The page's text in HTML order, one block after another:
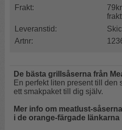
Frakt:
Leveranstid:
Artnr:
De bästa grillsåserna från
En perfekt liten present till den
ett smakpaket till dig själv.
Mer info om meatlust-
i de orange-färgade länkarna